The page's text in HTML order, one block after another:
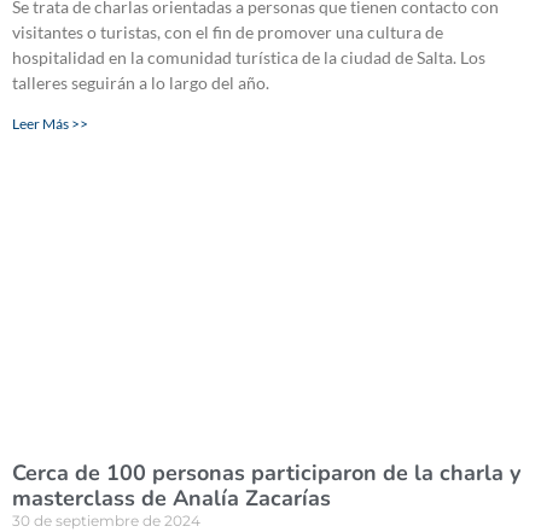
Se trata de charlas orientadas a personas que tienen contacto con
visitantes o turistas, con el fin de promover una cultura de
hospitalidad en la comunidad turística de la ciudad de Salta. Los
talleres seguirán a lo largo del año.
Leer Más >>
Cerca de 100 personas participaron de la charla y
masterclass de Analía Zacarías
30 de septiembre de 2024